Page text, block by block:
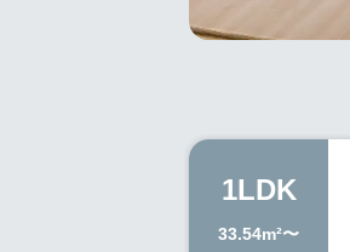
1LDK
33.54m²〜